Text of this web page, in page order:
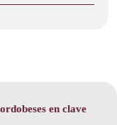
en clave